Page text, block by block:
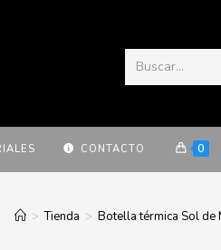
Buscar...
CONTACTO 0
> Tienda > Botella térmica Sol de